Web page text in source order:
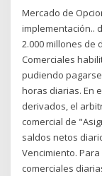
Mercado de
implementación..
2.000 millones de
Comerciales
pudiendo
horas diarias. En
derivados, el
comercial de
saldos netos
Vencimiento.
comerciales